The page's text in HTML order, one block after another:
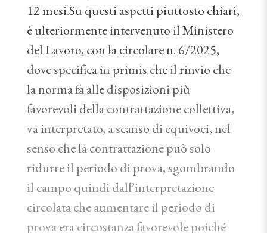
12 mesi.Su questi aspetti piuttosto chiari,
è ulteriormente intervenuto il Ministero
del Lavoro, con la circolare n. 6/2025,
dove specifica in primis che il rinvio che
la norma fa alle disposizioni più
favorevoli della contrattazione collettiva,
va interpretato, a scanso di equivoci, nel
senso che la contrattazione può solo
ridurre il periodo di prova, sgombrando
il campo quindi dall’interpretazione
circolata che aumentare il periodo di
prova era circostanza favorevole poiché